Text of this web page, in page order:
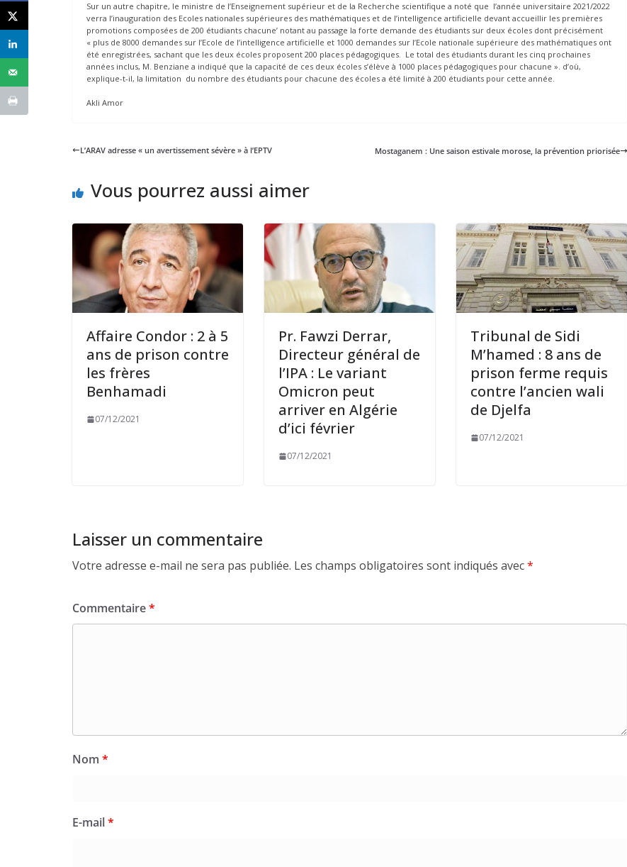
Sur un autre chapitre, le ministre de l’Enseignement supérieur et de la Recherche scientifique a noté que l’année universitaire 2021/2022
verra l’inauguration des Ecoles nationales supérieures des mathématiques et de l’intelligence artificielle devant accueillir les premières
promotions composées de 200 étudiants chacune’ notant au passage la forte demande des étudiants sur deux écoles dont précisément
« plus de 8000 demandes sur l’Ecole de l’intelligence artificielle et 1000 demandes sur l’Ecole nationale supérieure des mathématiques ont
été enregistrées, sachant que les deux écoles proposent 200 places pédagogiques. Le total des étudiants durant les cinq prochaines
années inclus, M. Benziane a indiqué que la capacité de ces deux écoles s’élève à 1000 places pédagogiques pour chacune ». d’où,
explique-t-il, la limitation du nombre des étudiants pour chacune des écoles a été limité à 200 étudiants pour cette année.
Akli Amor
L’ARAV adresse « un avertissement sévère » à l’EPTV Mostaganem : Une saison estivale morose, la prévention priorisée
Vous pourrez aussi aimer
Affaire Condor : 2 à 5
ans de prison contre
les frères
Benhamadi
07/12/2021
Pr. Fawzi Derrar,
Directeur général de
l’IPA : Le variant
Omicron peut
arriver en Algérie
d’ici février
07/12/2021
Tribunal de Sidi
M’hamed : 8 ans de
prison ferme requis
contre l’ancien wali
de Djelfa
07/12/2021
Laisser un commentaire
Votre adresse e-mail ne sera pas publiée. Les champs obligatoires sont indiqués avec*
Commentaire*
Nom *
E-mail*